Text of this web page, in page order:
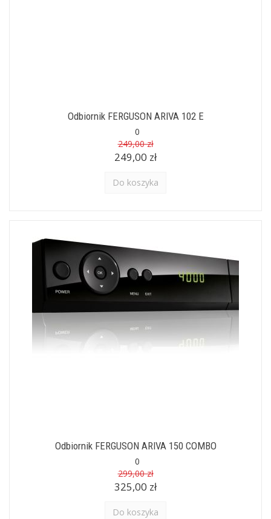
Odbiornik FERGUSON ARIVA 102 E
0
249,00 zł
249,00 zł
Do koszyka
Odbiornik FERGUSON ARIVA 150 COMBO
0
299,00 zł
325,00 zł
Do koszyka